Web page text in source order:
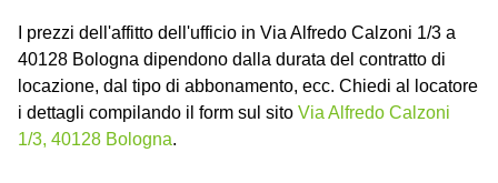
I prezzi dell'affitto dell'ufficio in Via Alfredo Calzoni 1/3 a
40128 Bologna dipendono dalla durata del contratto di
locazione, dal tipo di abbonamento, ecc. Chiedi al locatore
i dettagli compilando il form sul sito Via Alfredo Calzoni
1/3, 40128 Bologna.